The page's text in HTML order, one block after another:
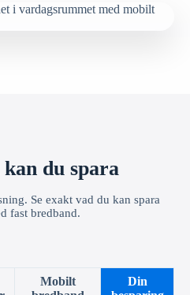
du spara
Se exakt vad du kan spara
fast bredband.
Mobilt
Din